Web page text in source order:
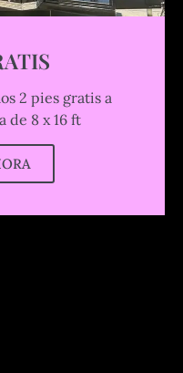
2 pies gratis a
de 8 x 16 ft